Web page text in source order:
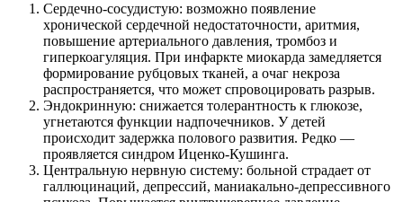
Сердечно-сосудистую: возможно появление
хронической сердечной недостаточности, аритмия,
повышение артериального давления, тромбоз и
гиперкоагуляция. При инфаркте миокарда замедляется
формирование рубцовых тканей, а очаг некроза
распространяется, что может спровоцировать разрыв.
Эндокринную: снижается толерантность к глюкозе,
угнетаются функции надпочечников. У детей
происходит задержка полового развития. Редко —
проявляется синдром Иценко-Кушинга.
Центральную нервную систему: больной страдает от
галлюцинаций, депрессий, маниакально-депрессивного